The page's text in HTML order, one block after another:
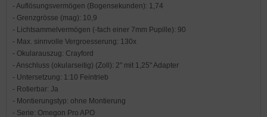
- Auflösungsvermögen (Bogensekunden): 1,74
- Grenzgrösse (mag): 10,9
- Lichtsammelvermögen (-fach einer 7mm Pupille): 90
- Max. sinnvolle Vergroesserung: 130x
- Okularauszug: Crayford
- Anschluss (okularseitig) (Zoll): 2" mit 1,25" Adapter
- Untersetzung: 1:10 Feintrieb
- Rotierbar: Ja
- Montierungstyp: ohne Montierung
- Serie: Omegon Pro APO